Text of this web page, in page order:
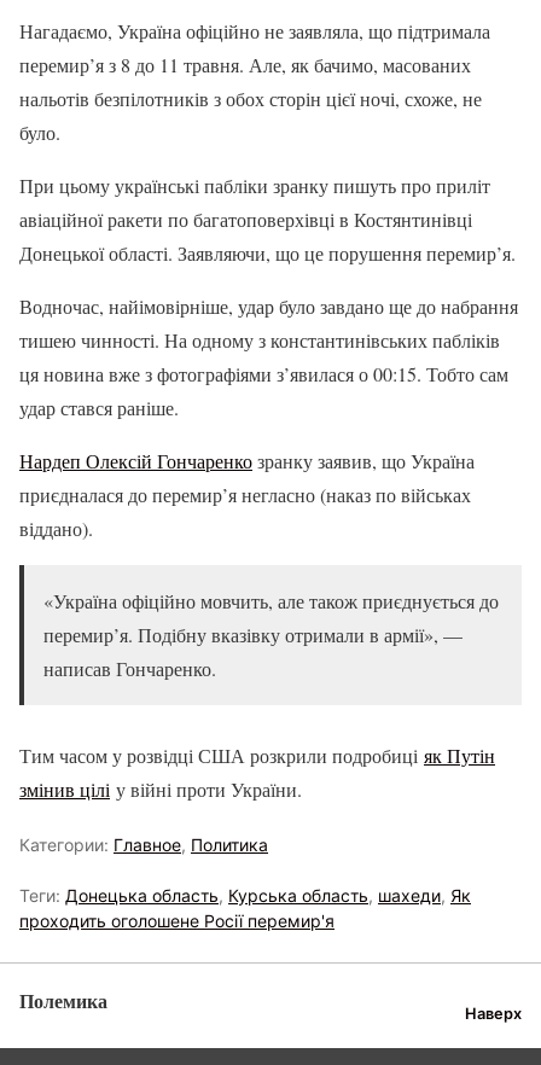
Нагадаємо, Україна офіційно не заявляла, що підтримала
перемир’я з 8 до 11 травня. Але, як бачимо, масованих
нальотів безпілотників з обох сторін цієї ночі, схоже, не
було.
При цьому українські пабліки зранку пишуть про приліт
авіаційної ракети по багатоповерхівці в Костянтинівці
Донецької області. Заявляючи, що це порушення перемир’я.
Водночас, найімовірніше, удар було завдано ще до набрання
тишею чинності. На одному з константинівських пабліків
ця новина вже з фотографіями з’явилася о 00:15. Тобто сам
удар стався раніше.
Нардеп Олексій Гончаренкозранку заявив, що Україна
приєдналася до перемир’я негласно (наказ по військах
віддано).
«Україна офіційно мовчить, але також приєднується до
перемир’я. Подібну вказівку отримали в армії», —
написав Гончаренко.
Тим часом у розвідці США розкрили подробиці як Путін
змінив цілі у війні проти України.
Категории: Главное, Политика
Теги: Донецька область, Курська область, шахеди, Як
проходить оголошене Росії перемир'я
Полемика Наверх